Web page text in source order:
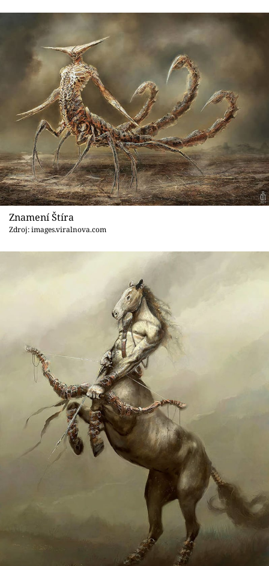
Znamení Štíra
Zdroj: images.viralnova.com